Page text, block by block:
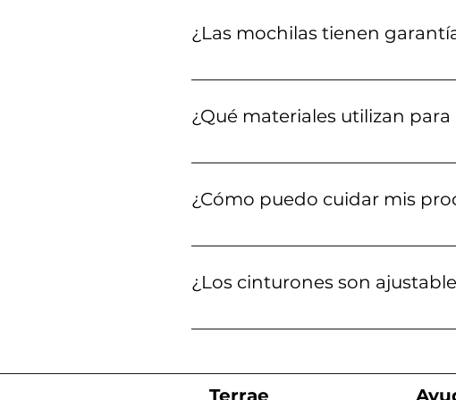
¿Las mochilas tienen
Sí, todas nuestras mochilas vienen
¿Qué materiales utilizan
Utilizamos cuero genuino y
¿Cómo puedo cuidar mis
Para cuidar tus productos de cuero,
¿Los cinturones son
Sí, nuestros cinturones están
Terrae